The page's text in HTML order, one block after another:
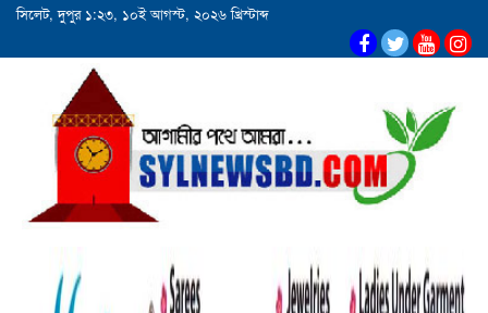
সিলেট, দুপুর ১:২৩, ১০ই আগস্ট, ২০২৬ খ্রিস্টাব্দ